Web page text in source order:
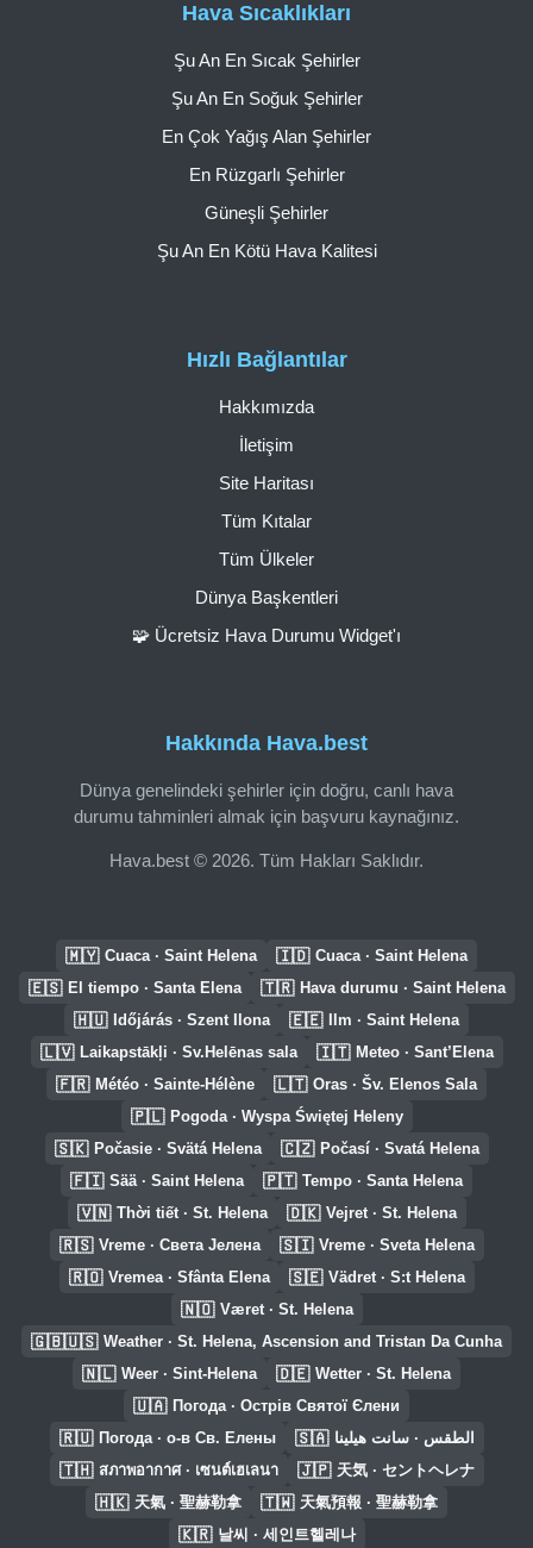
Hakkında Hava.best
Dünya genelindeki şehirler için doğru, canlı hava
durumu tahminleri almak için başvuru kaynağınız.
Hava.best © 2026. Tüm Hakları Saklıdır.
Hızlı Bağlantılar
Hakkımızda
İletişim
Site Haritası
Tüm Kıtalar
Tüm Ülkeler
Dünya Başkentleri
🧩 Ücretsiz Hava Durumu Widget'ı
Hava Sıcaklıkları
Şu An En Sıcak Şehirler
Şu An En Soğuk Şehirler
En Çok Yağış Alan Şehirler
En Rüzgarlı Şehirler
Güneşli Şehirler
Şu An En Kötü Hava Kalitesi
🇲🇾 Cuaca · Saint Helena 🇮🇩 Cuaca · Saint Helena
🇪🇸 El tiempo · Santa Elena 🇹🇷 Hava durumu · Saint Helena
🇭🇺 Időjárás · Szent Ilona 🇪🇪 Ilm · Saint Helena
🇱🇻 Laikapstākļi · Sv.Helēnas sala 🇮🇹 Meteo · Sant’Elena
🇫🇷 Météo · Sainte-Hélène 🇱🇹 Oras · Šv. Elenos Sala
🇵🇱 Pogoda · Wyspa Świętej Heleny
🇸🇰 Počasie · Svätá Helena 🇨🇿 Počasí · Svatá Helena
🇫🇮 Sää · Saint Helena 🇵🇹 Tempo · Santa Helena
🇻🇳 Thời tiết · St. Helena 🇩🇰 Vejret · St. Helena
🇷🇸 Vreme · Света Јелена 🇸🇮 Vreme · Sveta Helena
🇷🇴 Vremea · Sfânta Elena 🇸🇪 Vädret · S:t Helena
🇳🇴 Været · St. Helena
🇬🇧🇺🇸 Weather · St. Helena, Ascension and Tristan Da Cunha
🇳🇱 Weer · Sint-Helena 🇩🇪 Wetter · St. Helena
🇺🇦 Погода · Острів Святої Єлени
🇷🇺 Погода · о-в Св. Елены 🇸🇦 الطقس · سانت هيلينا
🇹🇭 สภาพอากาศ · เซนต์เฮเลนา 🇯🇵 天気 · セントヘレナ
🇭🇰 天氣 · 聖赫勒拿 🇹🇼 天氣預報 · 聖赫勒拿
🇰🇷 날씨 · 세인트헬레나